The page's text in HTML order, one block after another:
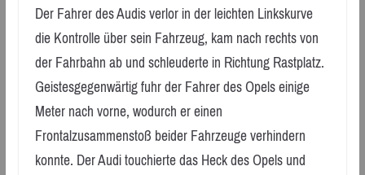
Der Fahrer des Audis verlor in der leichten Linkskurve
die Kontrolle über sein Fahrzeug, kam nach rechts von
der Fahrbahn ab und schleuderte in Richtung Rastplatz.
Geistesgegenwärtig fuhr der Fahrer des Opels einige
Meter nach vorne, wodurch er einen
Frontalzusammenstoß beider Fahrzeuge verhindern
konnte. Der Audi touchierte das Heck des Opels und